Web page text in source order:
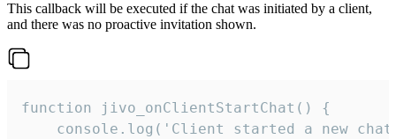
This callback will be executed if the chat was initiated by a client,
and there was no proactive invitation shown.
function jivo_onClientStartChat() {
console.log('Client started a new